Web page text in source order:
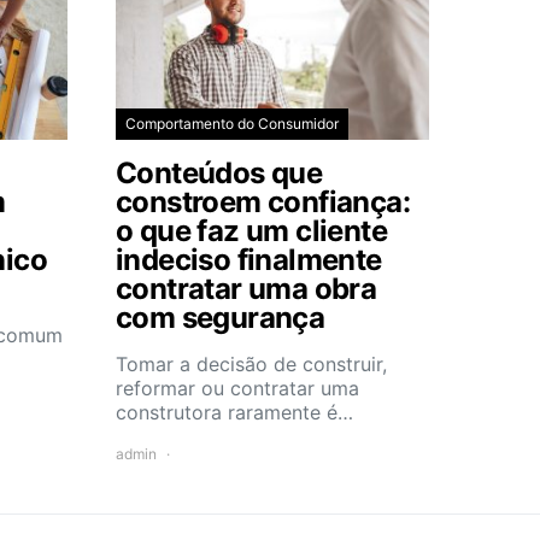
Comportamento do Consumidor
Conteúdos que
constroem confiança:
o que faz um cliente
indeciso finalmente
contratar uma obra
com segurança
Tomar a decisão de construir,
reformar ou contratar uma
construtora raramente é…
admin